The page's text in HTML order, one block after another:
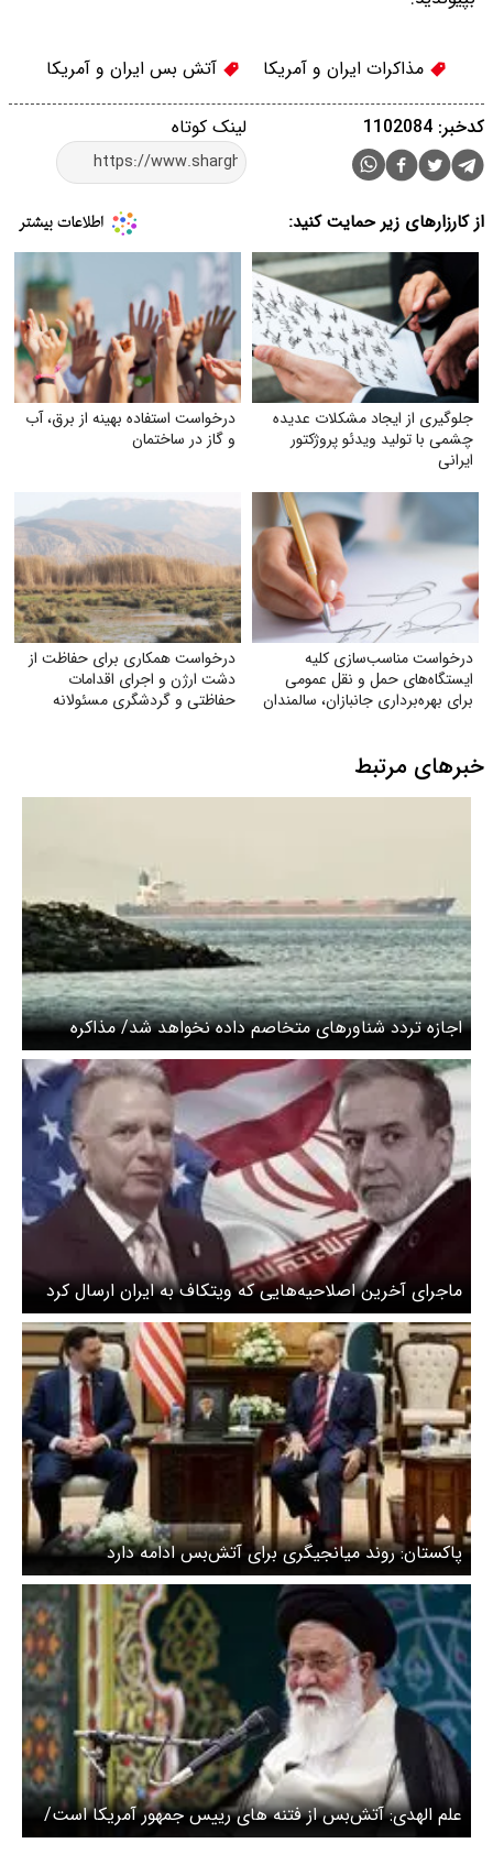
مذاکرات ایران و آمریکا آتش بس ایران و آمریکا
لینک کوتاه کدخبر: 1102084
از کارزارهای زیر حمایت کنید:
جلوگیری از ایجاد مشکلات عدیده
چشمی با تولید ویدئو پروژکتور
ایرانی
درخواست استفاده بهینه از برق، آب
و گاز در ساختمان
درخواست مناسب‌سازی کلیه
ایستگاه‌های حمل‌ و نقل عمومی
برای بهره‌برداری جانبازان، سالمندان
درخواست همکاری برای حفاظت از
دشت ارژن و اجرای اقدامات
حفاظتی و گردشگری مسئولانه
خبرهای مرتبط
اجازه تردد شناورهای متخاصم داده نخواهد شد/ مذاکره
هسته‌ای نداریم
ماجرای آخرین اصلاحیه‌هایی که ویتکاف به ایران ارسال کرد
چه بود؟
پاکستان: روند میانجیگری برای آتش‌بس ادامه دارد
علم الهدی: آتش‌بس از فتنه های رییس جمهور آمریکا است/
مساله مذاکره جدا از توافق است